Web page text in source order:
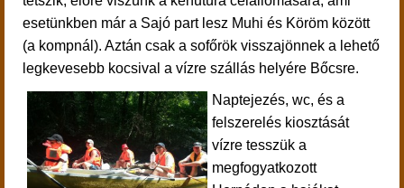
esetünkben már a Sajó part lesz Muhi és Köröm között
(a kompnál). Aztán csak a sofőrök visszajönnek a lehető
legkevesebb kocsival a vízre szállás helyére Bőcsre.
Naptejezés, wc, és a
felszerelés kiosztását
vízre tesszük a
megfogyatkozott